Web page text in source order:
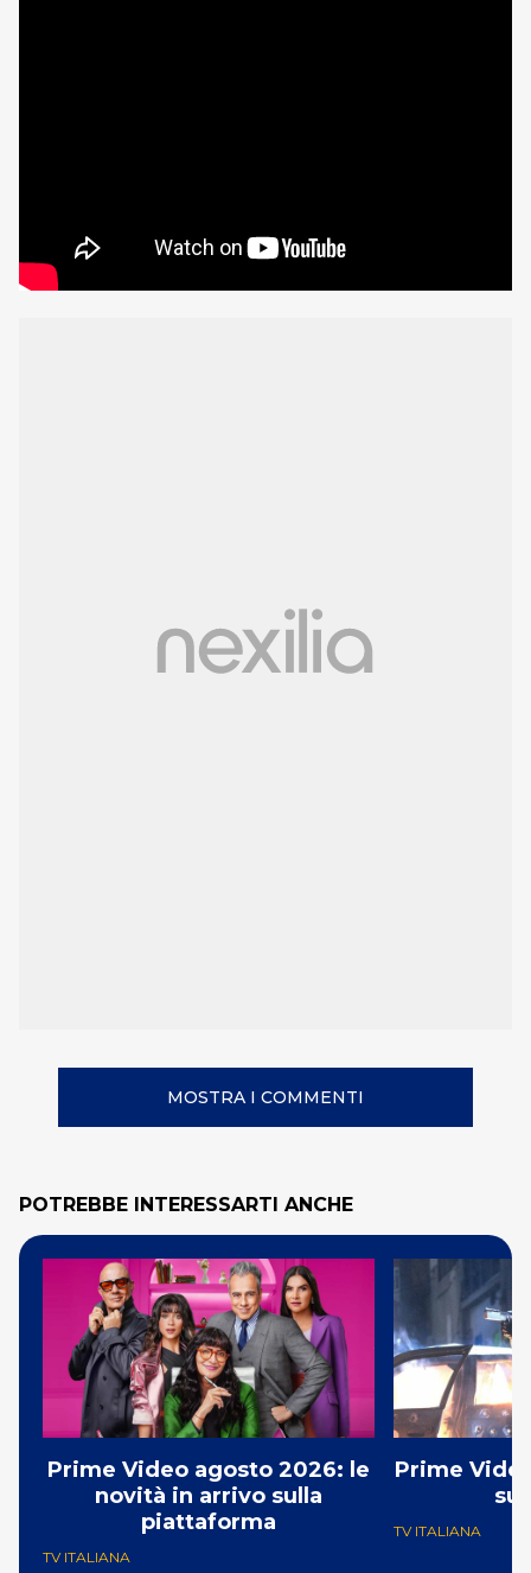
MOSTRA I COMMENTI
POTREBBE INTERESSARTI ANCHE
Prime Video agosto 2026: le
novità in arrivo sulla
piattaforma
TV ITALIANA
Prime
su
TV ITALIANA